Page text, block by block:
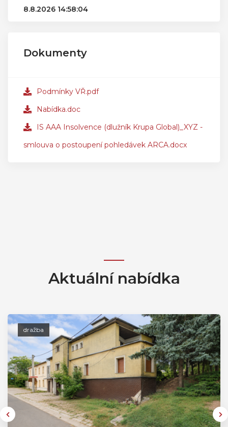
8.8.2026 14:58:04
Dokumenty
Podmínky VŘ.pdf
Nabídka.doc
IS AAA Insolvence (dlužník Krupa Global)_XYZ -
smlouva o postoupení pohledávek ARCA.docx
Aktuální nabídka
dražba